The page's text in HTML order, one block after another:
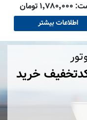
تومان
اطلاعات بیشتر
تومان کد‌تخفیف خرید